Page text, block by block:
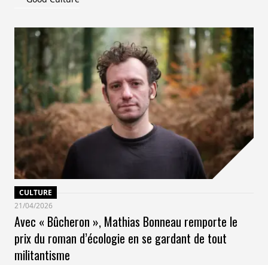
CULTURE
21/04/2026
Avec « Bûcheron », Mathias Bonneau remporte le
prix du roman d’écologie en se gardant de tout
militantisme